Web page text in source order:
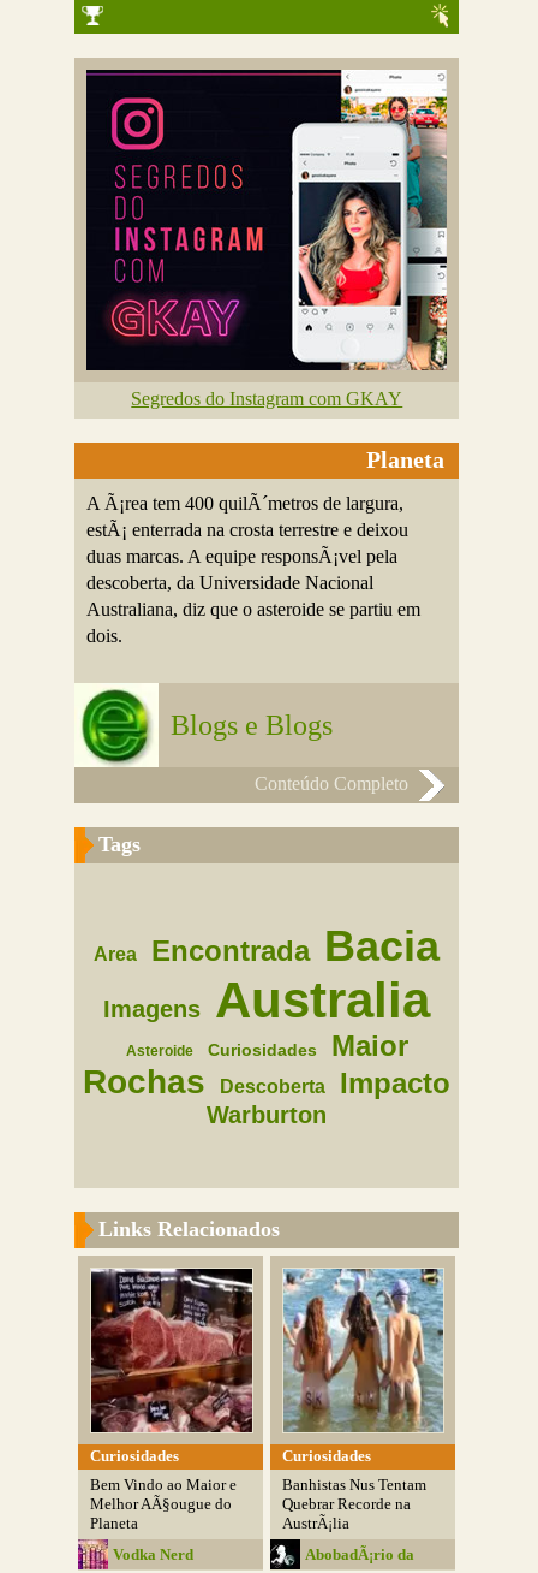
Segredos do Instagram com GKAY
Planeta
A Ã¡rea tem 400 quilÃ´metros de largura,
estÃ¡ enterrada na crosta terrestre e deixou
duas marcas. A equipe responsÃ¡vel pela
descoberta, da Universidade Nacional
Australiana, diz que o asteroide se partiu em
dois.
Blogs e Blogs
Conteúdo Completo
Tags
Area Encontrada Bacia
Imagens Australia
Asteroide Curiosidades Maior
Rochas Descoberta Impacto
Warburton
Links Relacionados
Curiosidades
Bem Vindo ao Maior e
Melhor AÃ§ougue do
Planeta
Vodka Nerd
Curiosidades
Banhistas Nus Tentam
Quebrar Recorde na
AustrÃ¡lia
AbobadÃ¡rio da